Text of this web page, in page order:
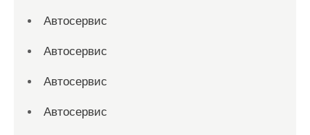
Автосервис
Автосервис
Автосервис
Автосервис